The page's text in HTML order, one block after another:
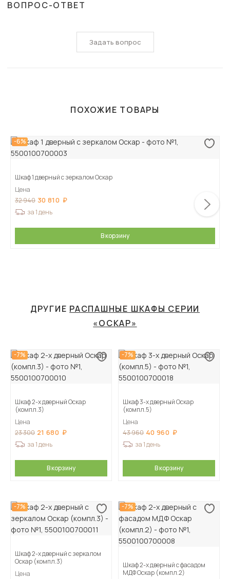
ВОПРОС-ОТВЕТ
Задать вопрос
ПОХОЖИЕ ТОВАРЫ
-6%
Шкаф 1 дверный с зеркалом Оскар
Цена
32 940 30 810
за 1 день
В корзину
ДРУГИЕ РАСПАШНЫЕ ШКАФЫ СЕРИИ
«ОСКАР»
-7%
Шкаф 2-х дверный Оскар
(компл.3)
Цена
23 300 21 680
за 1 день
В корзину
-7%
Шкаф 3-х дверный Оскар
(компл.5)
Цена
43 960 40 960
за 1 день
В корзину
-7%
Шкаф 2-х дверный с зеркалом
Оскар (компл.3)
Цена
-7%
Шкаф 2-х дверный с фасадом
МДФ Оскар (компл.2)